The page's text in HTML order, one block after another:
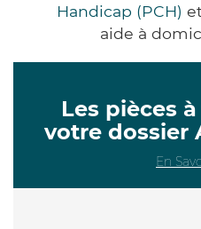
Handicap (PCH)
aide à
Les pièces
votre dossier
En